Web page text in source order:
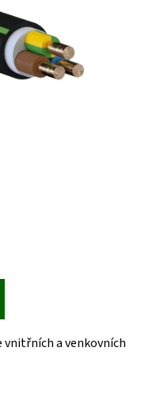
vnitřních a venkovních